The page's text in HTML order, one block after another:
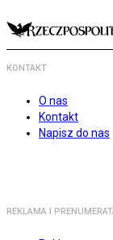
KONTAKT
O nas
Kontakt
Napisz do nas
REKLAMA I